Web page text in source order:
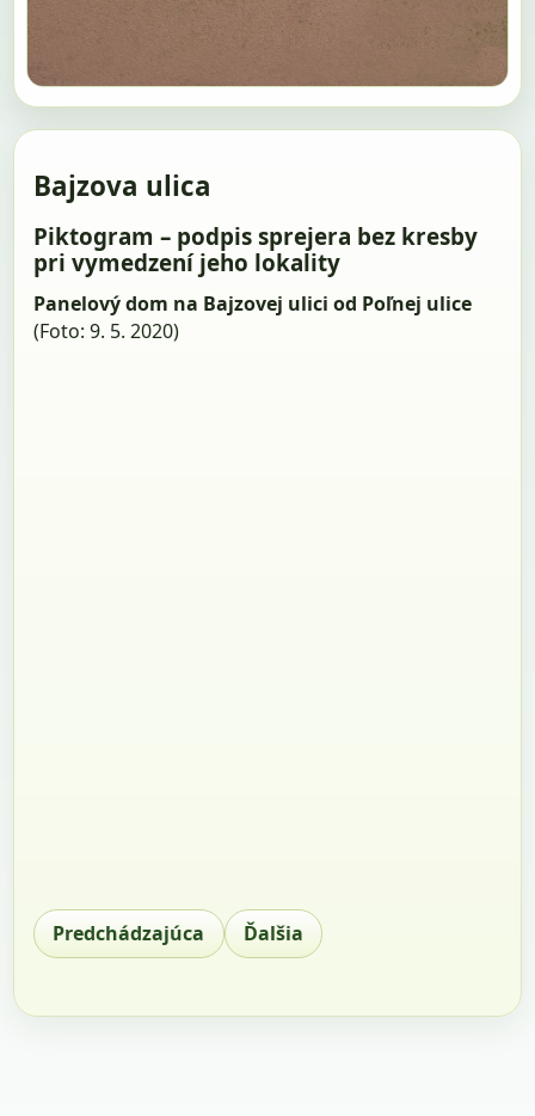
Bajzova ulica
Piktogram – podpis sprejera bez kresby
pri vymedzení jeho lokality
Panelový dom na Bajzovej ulici od Poľnej ulice
(Foto: 9. 5. 2020)
Predchádzajúca Ďalšia